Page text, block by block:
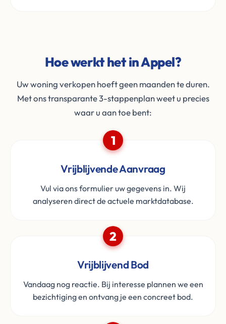
Hoe werkt het in Appel?
Uw woning verkopen hoeft geen maanden te duren.
Met ons transparante 3-stappenplan weet u precies
waar u aan toe bent:
1
Vrijblijvende Aanvraag
Vul via ons formulier uw gegevens in. Wij
analyseren direct de actuele marktdatabase.
2
Vrijblijvend Bod
Vandaag nog reactie. Bij interesse plannen we een
bezichtiging en ontvang je een concreet bod.